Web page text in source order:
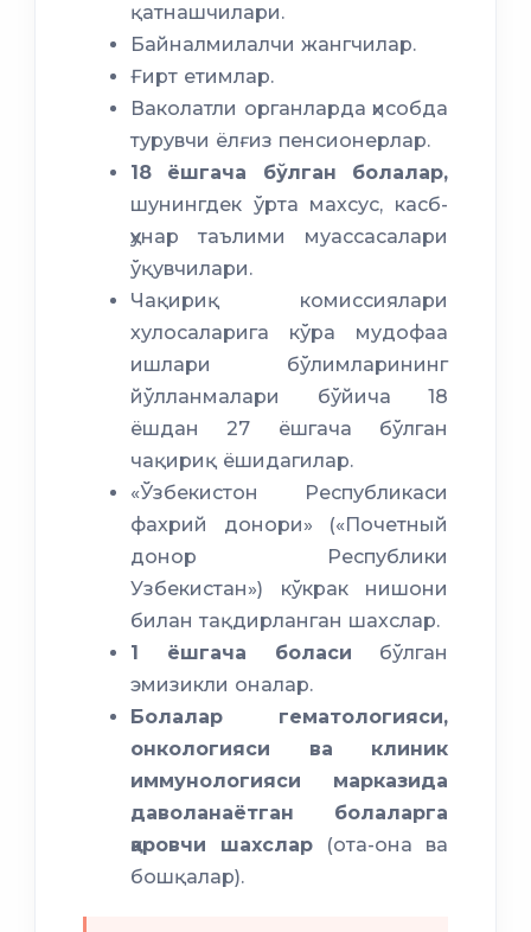
қатнашчилари.
Байналмилалчи жангчилар.
Ғирт етимлар.
Ваколатли органларда ҳисобда
турувчи ёлғиз пенсионерлар.
18 ёшгача бўлган болалар,
шунингдек ўрта махсус, касб-
ҳунар таълими муассасалари
ўқувчилари.
Чақириқ комиссиялари
хулосаларига кўра мудофаа
ишлари бўлимларининг
йўлланмалари бўйича 18
ёшдан 27 ёшгача бўлган
чақириқ ёшидагилар.
«Ўзбекистон Республикаси
фахрий донори» («Почетный
донор Республики
Узбекистан») кўкрак нишони
билан тақдирланган шахслар.
1 ёшгача боласи бўлган
эмизикли оналар.
Болалар гематологияси,
онкологияси ва клиник
иммунологияси марказида
даволанаётган болаларга
қаровчи шахслар (ота-она ва
бошқалар).